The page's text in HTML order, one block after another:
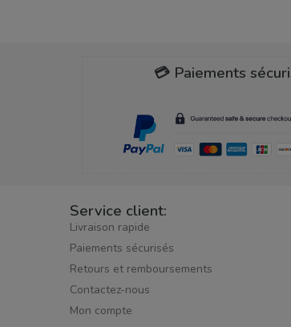
💳 Paiements
Service client:
Livraison rapide
Paiements sécurisés
Retours et remboursements
Contactez-nous
Mon compte